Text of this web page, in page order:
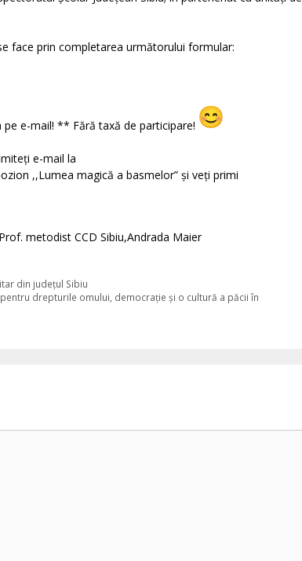
face prin completarea următorului formular:
e-mail! ** Fără taxă de participare!
e-mail la
,,Lumea magică a basmelor” și veți primi
metodist CCD Sibiu,Andrada Maier
din județul Sibiu
drepturile omului, democrație și o cultură a păcii în